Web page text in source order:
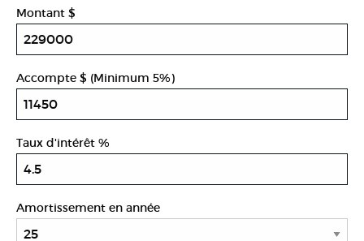
Montant $
Accompte $ (Minimum 5%)
Taux d'intérêt %
Amortissement en année